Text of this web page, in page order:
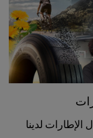
لدينا